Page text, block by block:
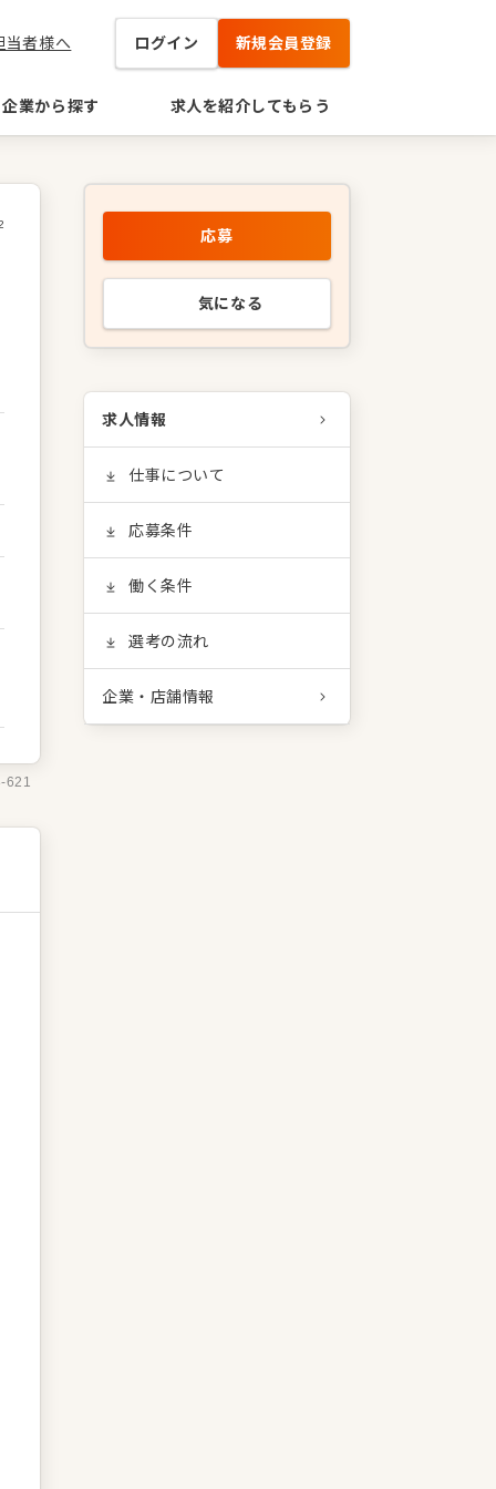
当者様へ ログイン 新規会員登録
企業から探す 求人を紹介してもらう
621
応募
気になる
求人情報
仕事について
応募条件
働く条件
選考の流れ
企業・店舗情報